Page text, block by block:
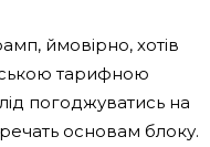
ймовірно, хотів
тарифною
погоджуватись на
основам блоку.